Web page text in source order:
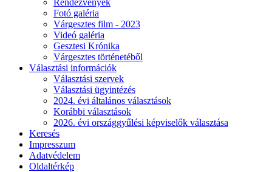
Fotó galéria
Várgesztes film - 2023
Videó galéria
Gesztesi Krónika
Várgesztes történetéből
Választási információk
Választási szervek
Választási ügyintézés
2024. évi általános választások
Korábbi választások
2026. évi országgyűlési képviselők választása
Keresés
Impresszum
Adatvédelem
Oldaltérkép